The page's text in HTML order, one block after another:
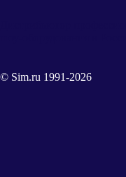
© Sim.ru 1991-2026